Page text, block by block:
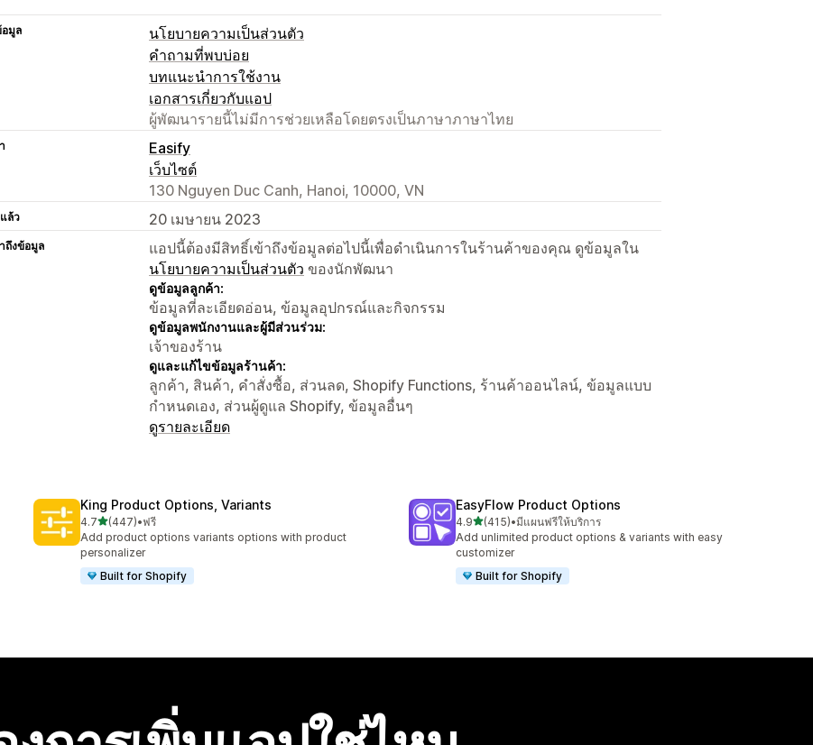
มูล
นโยบายความเป็นส่วนตัว
คำถามที่พบบ่อย
บทแนะนำการใช้งาน
เอกสารเกี่ยวกับแอป
ผู้พัฒนารายนี้ไม่มีการช่วยเหลือโดยตรงเป็นภาษาภาษาไทย
Easify
เว็บไซต์
130 Nguyen Duc Canh, Hanoi, 10000, VN
ล้ว 20 เมษายน 2023
ถึงข้อมูล
แอปนี้ต้องมีสิทธิ์เข้าถึงข้อมูลต่อไปนี้เพื่อดำเนินการในร้านค้าของคุณ ดูข้อมูลใน
นโยบายความเป็นส่วนตัว ของนักพัฒนา
ดูข้อมูลลูกค้า:
ข้อมูลที่ละเอียดอ่อน, ข้อมูลอุปกรณ์และกิจกรรม
ดูข้อมูลพนักงานและผู้มีส่วนร่วม:
เจ้าของร้าน
ดูและแก้ไขข้อมูลร้านค้า:
ลูกค้า, สินค้า, คำสั่งซื้อ, ส่วนลด, Shopify Functions, ร้านค้าออนไลน์, ข้อมูลแบบ
กำหนดเอง, ส่วนผู้ดูแล Shopify, ข้อมูลอื่นๆ
ดูรายละเอียด
King Product Options, Variants
4.7เต็ม 5 ดาว
(447)
ทั้งหมด 447 รีวิว
•ฟรี
Add product options variants options with product
personalizer
Built for Shopify
EasyFlow Product Options
4.9เต็ม 5 ดาว
(415)
ทั้งหมด 415 รีวิว
•มีแผนฟรีให้บริการ
Add unlimited product options & variants with easy
customizer
Built for Shopify